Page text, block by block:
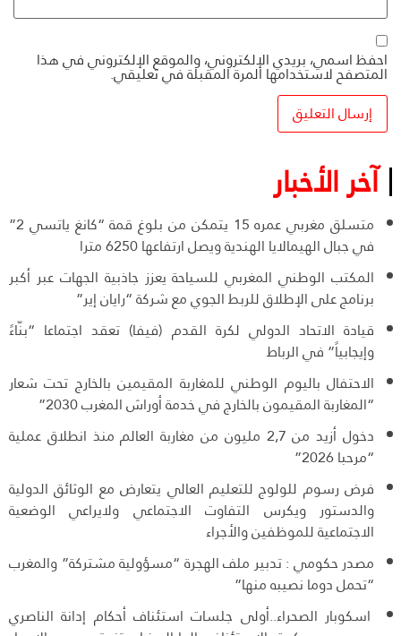
احفظ اسمي، بريدي الإلكتروني، والموقع الإلكتروني في هذا
المتصفح لاستخدامها المرة المقبلة في تعليقي.
آخر الأخبار
متسلق مغربي عمره 15 يتمكن من بلوغ قمة “كانغ ياتسي 2”
في جبال الهيمالايا الهندية ويصل ارتفاعها 6250 مترا
المكتب الوطني المغربي للسياحة يعزز جاذبية الجهات عبر أكبر
برنامج على الإطلاق للربط الجوي مع شركة “رايان إير”
قيادة الاتحاد الدولي لكرة القدم (فيفا) تعقد اجتماعا “بنّاءً
وإيجابياً” في الرباط
الاحتفال باليوم الوطني للمغاربة المقيمين بالخارج تحت شعار
“المغاربة المقيمون بالخارج في خدمة أوراش المغرب 2030”
دخول أزيد من 2,7 مليون من مغاربة العالم منذ انطلاق عملية
“مرحبا 2026”
فرض رسوم للولوج للتعليم العالي يتعارض مع الوثائق الدولية
والدستور ويكرس التفاوت الاجتماعي ولايراعي الوضعية
الاجتماعية للموظفين والأجراء
مصدر حكومي : تدبير ملف الهجرة “مسؤولية مشتركة” والمغرب
“تحمل دوما نصيبه منها”
اسكوبار الصحراء..أولى جلسات استئناف أحكام إدانة الناصري